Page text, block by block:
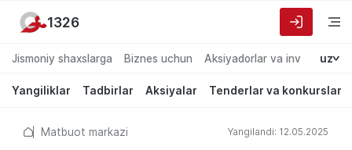
Jismoniy shaxslarga Biznes uchun Aksiyadorlar va investorlarga
uz
Yangiliklar Tadbirlar Aksiyalar Tenderlar va konkurslar
1326
Matbuot markazi Yangilandi: 12.05.2025